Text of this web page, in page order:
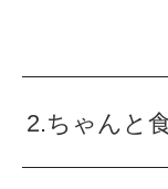
2.ちゃんと